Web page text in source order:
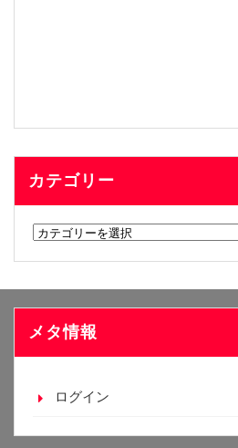
カテゴリー
カ
リ
ー
メタ情報
ログイン